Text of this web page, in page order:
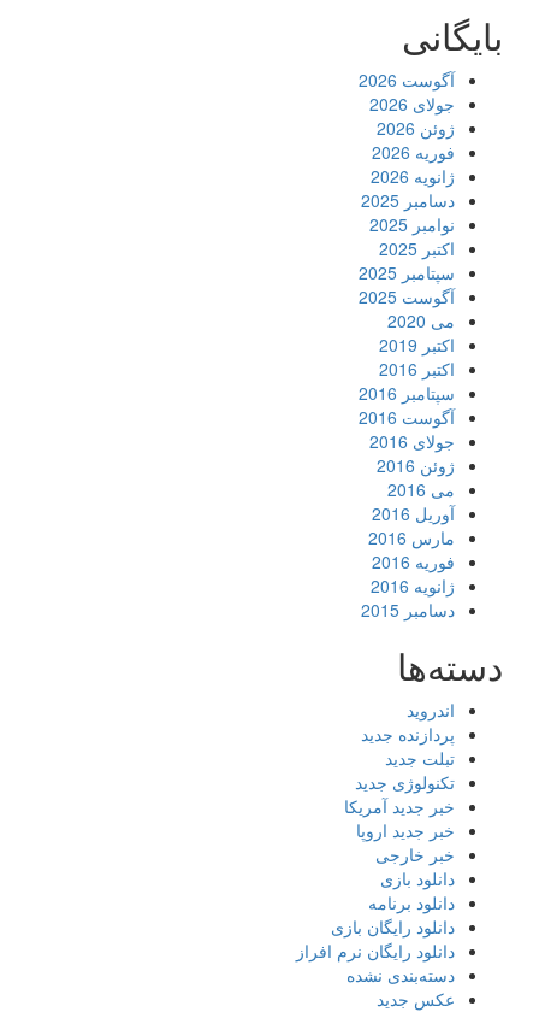
بایگانی
آگوست 2026
جولای 2026
ژوئن 2026
فوریه 2026
ژانویه 2026
دسامبر 2025
نوامبر 2025
اکتبر 2025
سپتامبر 2025
آگوست 2025
می 2020
اکتبر 2019
اکتبر 2016
سپتامبر 2016
آگوست 2016
جولای 2016
ژوئن 2016
می 2016
آوریل 2016
مارس 2016
فوریه 2016
ژانویه 2016
دسامبر 2015
دسته‌ها
اندروید
پردازنده جدید
تبلت جدید
تکنولوژی جدید
خبر جدید آمریکا
خبر جدید اروپا
خبر خارجی
دانلود بازی
دانلود برنامه
دانلود رایگان بازی
دانلود رایگان نرم افراز
دسته‌بندی نشده
عکس جدید